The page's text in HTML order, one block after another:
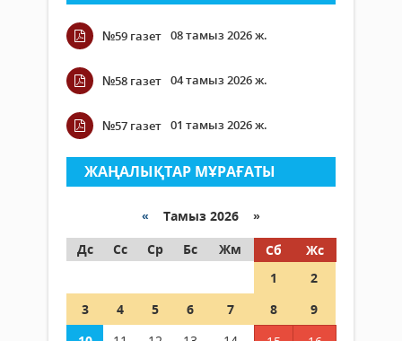
№59 газет 08 тамыз 2026 ж.
№58 газет 04 тамыз 2026 ж.
№57 газет 01 тамыз 2026 ж.
ЖАҢАЛЫҚТАР МҰРАҒАТЫ
« Тамыз 2026 »
Дс
Сс Ср Бс Жм Сб
Жс
1
2
3
4 5 6 7 8
9